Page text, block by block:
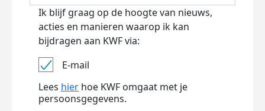
Ik blijf graag op de hoogte van nieuws,
acties en manieren waarop ik kan
bijdragen aan KWF via:
E-mail
Lees hier hoe KWF omgaat met je
persoonsgegevens.